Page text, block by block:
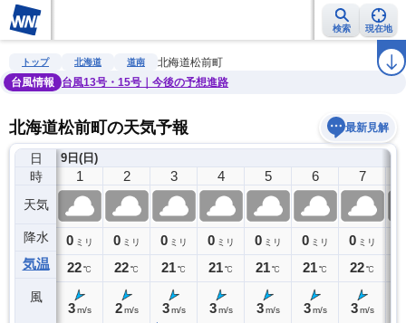
検索 現在地
雨雲レーダー 台風情報 地震情報 ラ
トップ 北海道 道南
北海道松前町
台風情報
台風13号・15号｜今後の予想進路
北海道松前町の天気予報 最新見解
日
時
天気
降水
気温
風
9日(日)
0
0ミリ
23℃
1
0 ミリ
22℃
3 m/s
2
0 ミリ
22℃
2 m/s
3
0 ミリ
21℃
3 m/s
4
0 ミリ
21℃
3 m/s
5
0 ミリ
21℃
3 m/s
6
0 ミリ
21℃
3 m/s
7
0 ミリ
22℃
3 m/s